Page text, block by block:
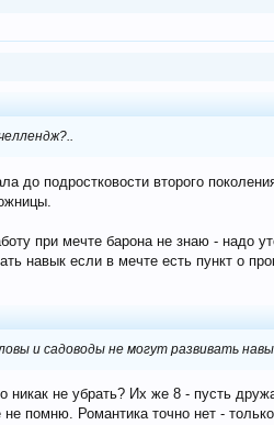
до подростковости второго
при мечте барона не знаю - надо
навык если в мечте есть пункт о
и садоводы не могут развивать
не убрать? Их же 8 - пусть
не помню. Романтика точно нет -